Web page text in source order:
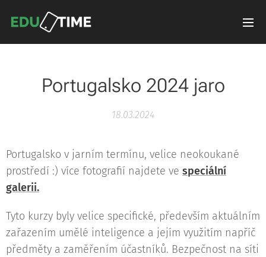
Portugalsko 2024 jaro
18.03.2024
Portugalsko v jarním termínu, velice neokoukané
prostředí :) více fotografií najdete ve speciální
galerii.
Tyto kurzy byly velice specifické, především aktuálním
zařazením umělé inteligence a jejím využitím napříč
předměty a zaměřením účastníků. Bezpečnost na síti